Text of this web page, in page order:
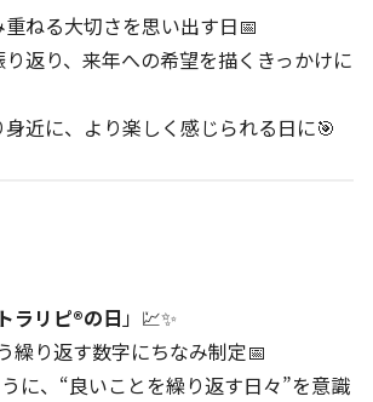
ねる大切さを思い出す日📅
返り、来年への希望を描くきっかけに
近に、より楽しく感じられる日に🎯
トラリピ®の日 」💹✨
繰り返す数字にちなみ制定📅
に、“良いことを繰り返す日々”を意識